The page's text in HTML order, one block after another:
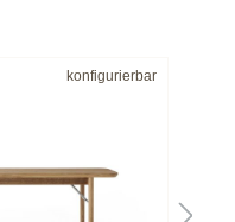
konfigurierbar